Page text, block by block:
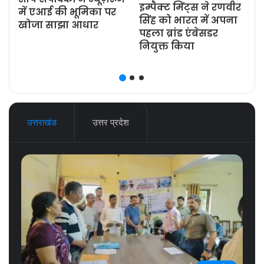
में एआई की भूमिका पर
खोजा साझा आधार
इम्पैक्ट मिंट्स ने रणवीर
सिंह को भारत में अपना
पहला ब्रांड एंबेसडर
नियुक्त किया
उत्तराखंड उत्तर प्रदेश